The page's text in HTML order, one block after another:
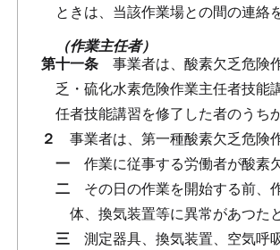
ときは、当該作業場との間の連絡
（作業主任者）
第十一条 事業者は、酸素欠乏危険
乏・硫化水素危険作業主任者技能
任者技能講習を修了した者のうち
２ 事業者は、第一種酸素欠乏危険
一 作業に従事する労働者が酸素
二 その日の作業を開始する前、
体、換気装置等に異常があつた
三 測定器具、換気装置、空気呼